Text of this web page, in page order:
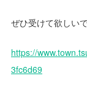
ぜひ受けて欲しい
https://
3fc6d69